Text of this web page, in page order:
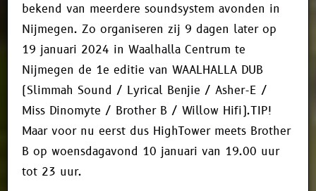
bekend van meerdere soundsystem avonden in
Nijmegen. Zo organiseren zij 9 dagen later op
19 januari 2024 in Waalhalla Centrum te
Nijmegen de 1e editie van WAALHALLA DUB
(Slimmah Sound / Lyrical Benjie / Asher-E /
Miss Dinomyte / Brother B / Willow Hifi).TIP!
Maar voor nu eerst dus HighTower meets Brother
B op woensdagavond 10 januari van 19.00 uur
tot 23 uur.